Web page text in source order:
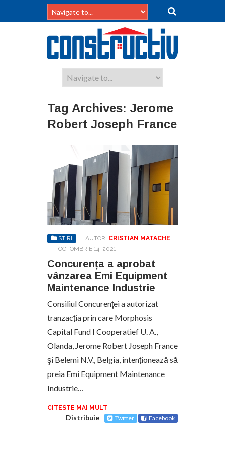
Tag Archives: Jerome
Robert Joseph France
STIRI AUTOR: CRISTIAN MATACHE
-
OCTOMBRIE 14, 2021
Concurența a aprobat
vânzarea Emi Equipment
Maintenance Industrie
Consiliul Concurenţei a autorizat
tranzacția prin care Morphosis
Capital Fund I Cooperatief U. A.,
Olanda, Jerome Robert Joseph France
şi Belemi N.V., Belgia, intenționează să
preia Emi Equipment Maintenance
Industrie…
CITESTE MAI MULT
Distribuie Twitter Facebook